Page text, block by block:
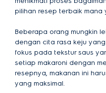
pilihan resep terbaik mana
Beberapa orang mungkin
dengan cita rasa keju
fokus pada tekstur saus
setiap makaroni dengan
resepnya, makanan ini
yang maksimal.